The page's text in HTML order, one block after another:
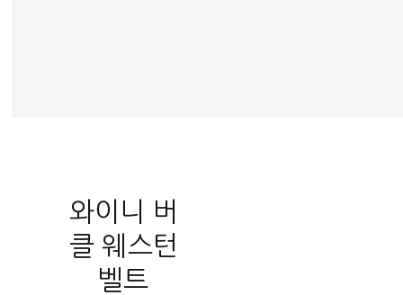
와이니 버
클 웨스턴
벨트